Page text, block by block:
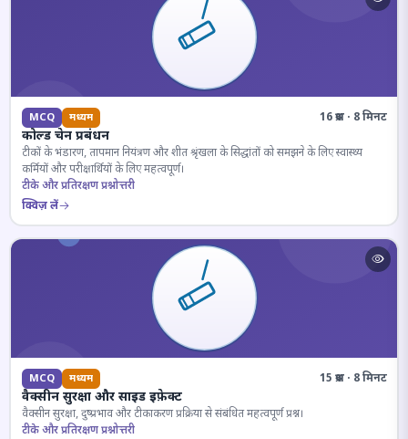
MCQ मध्यम 16 प्रश्न · 8 मिनट
कोल्ड चेन प्रबंधन
टीकों के भंडारण, तापमान नियंत्रण और शीत श्रृंखला के सिद्धांतों को समझने के लिए स्वास्थ्य
कर्मियों और परीक्षार्थियों के लिए महत्वपूर्ण।
टीके और प्रतिरक्षण प्रश्नोत्तरी
क्विज़ लें
MCQ मध्यम 15 प्रश्न · 8 मिनट
वैक्सीन सुरक्षा और साइड इफ़ेक्ट
वैक्सीन सुरक्षा, दुष्प्रभाव और टीकाकरण प्रक्रिया से संबंधित महत्वपूर्ण प्रश्न।
टीके और प्रतिरक्षण प्रश्नोत्तरी